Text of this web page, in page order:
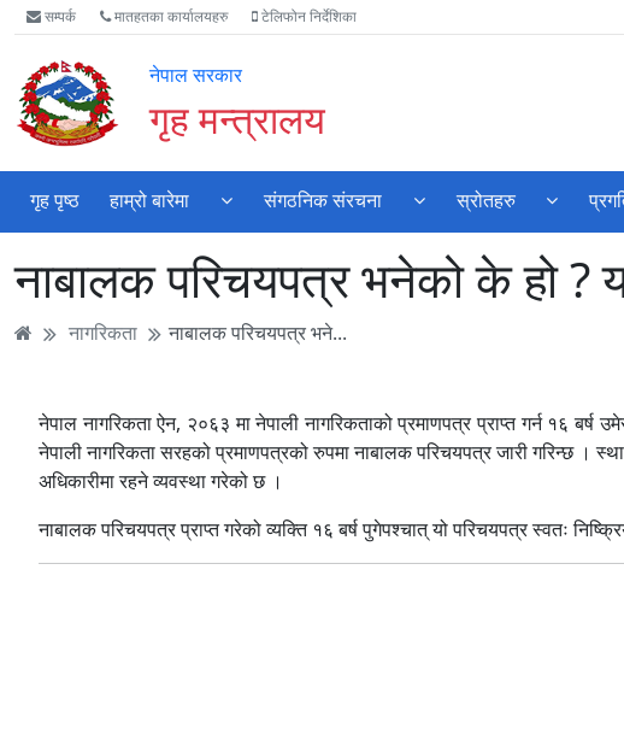
Accessibility
Mode
गर्नुहोस्
मुख्य
सामाग्री
पढ्नुहाेस्
मुख्य
नेभिगेसन
पढ्नुहाेस्
वेबसाइट
खोजमा
जानुहोस्
सम्पर्क मातहतका कार्यालयहरु टेलिफोन निर्देशिका
नेपाल सरकार
गृह मन्त्रालय
गृह पृष्ठ हाम्रो बारेमा संगठनिक संरचना स्रोतहरु
नाबालक परिचयपत्र भनेको के हो ?
नागरिकता नाबालक परिचयपत्र भने...
नेपाल नागरिकता ऐन, २०६३ मा नेपाली नागरिकताको प्रमाणपत्र प्राप्त गर्न १६
नेपाली नागरिकता सरहको प्रमाणपत्रको रुपमा नाबालक परिचयपत्र जारी गरिन्छ ।
अधिकारीमा रहने व्यवस्था गरेको छ ।
नाबालक परिचयपत्र प्राप्त गरेको व्यक्ति १६ बर्ष पुगेपश्चात् यो परिचयपत्र स्वतः